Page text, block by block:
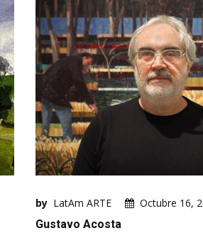
by LatAm ARTE
Octubre 16,
Gustavo Acosta